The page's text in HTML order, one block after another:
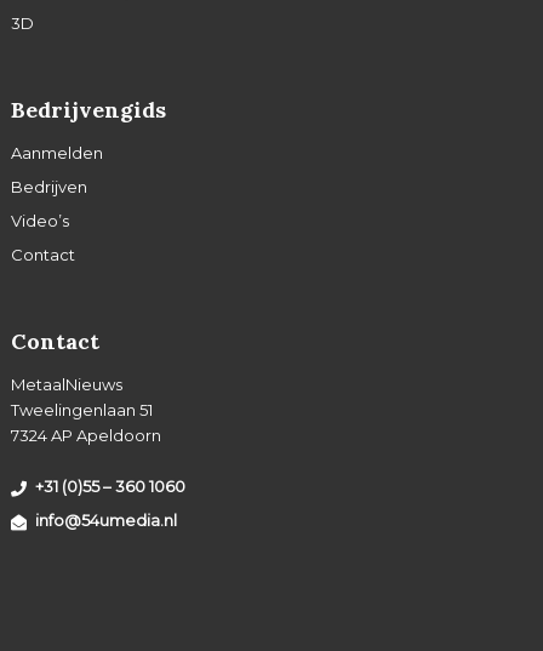
3D
Bedrijvengids
Aanmelden
Bedrijven
Video’s
Contact
Contact
MetaalNieuws
Tweelingenlaan 51
7324 AP Apeldoorn
+31 (0)55 – 360 1060
info@54umedia.nl